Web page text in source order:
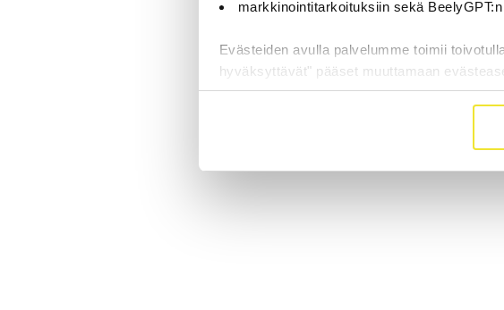
markkinointitarkoituksiin sekä
Evästeiden avulla palvelumme toimii
hyväksyttävät" pääset muuttamaan